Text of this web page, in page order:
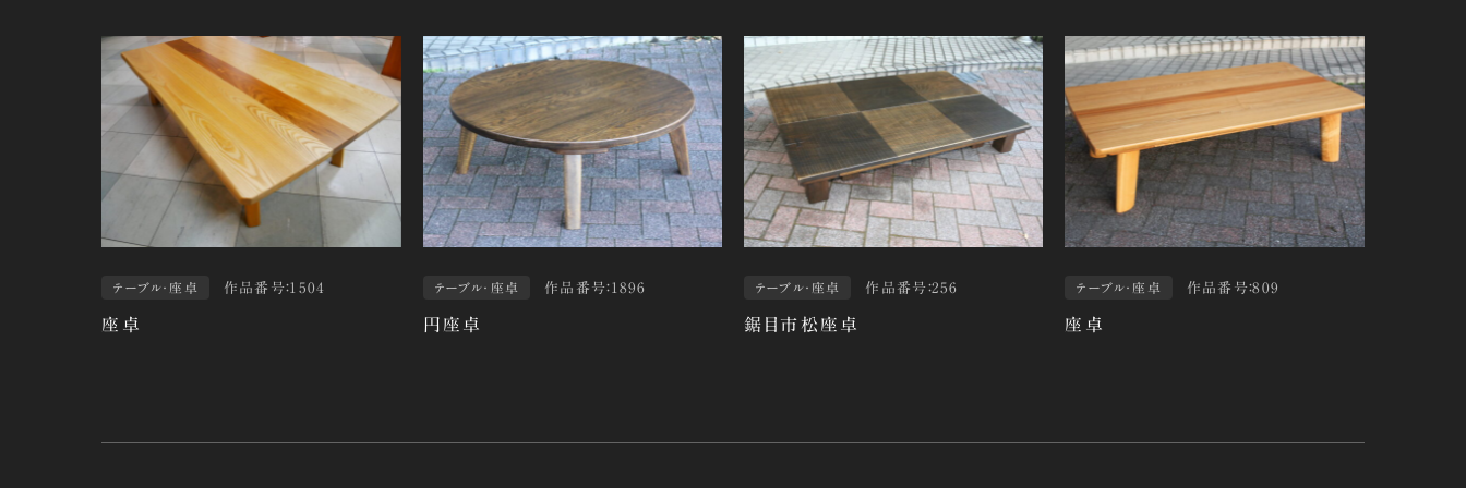
テーブル・座卓 作品番号：1504
座卓
テーブル・座卓 作品番号：1896
円座卓
テーブル・座卓 作品番号：256
鋸目市松座卓
テーブル・座卓 作品番号：809
座卓